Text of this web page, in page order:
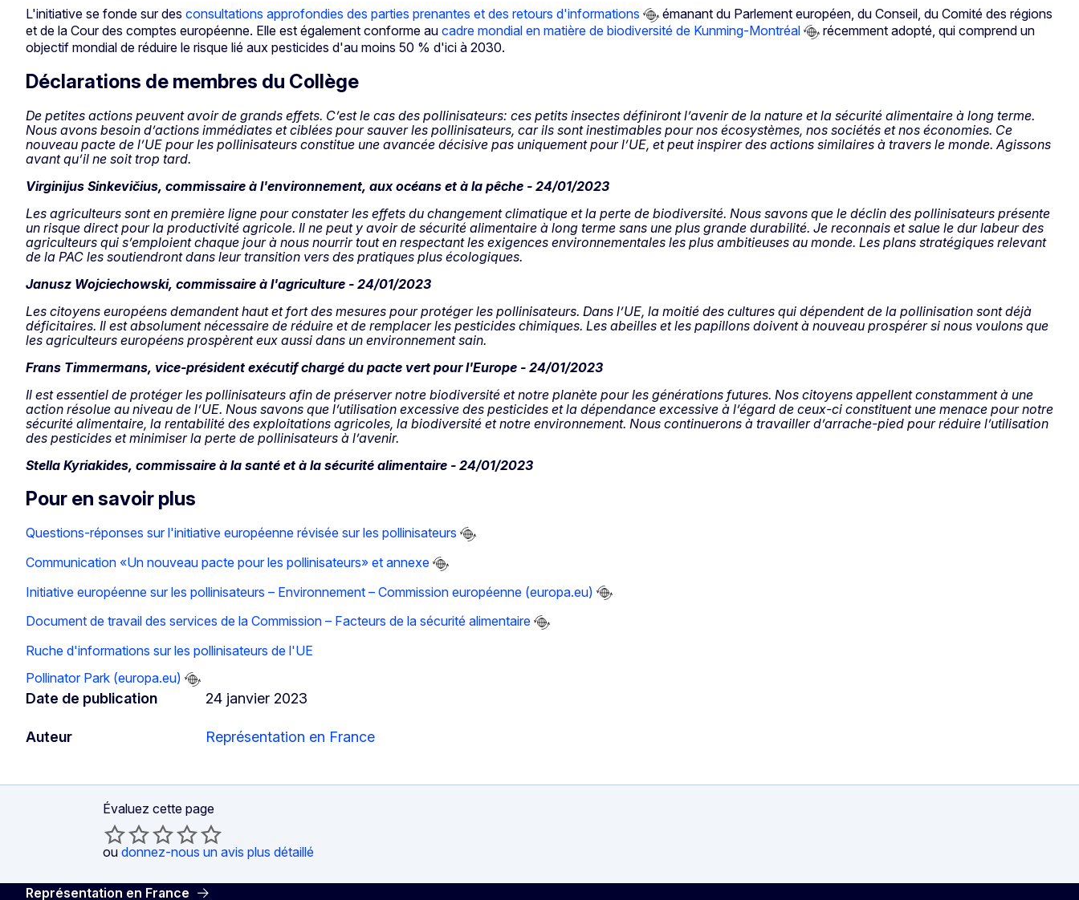
L'initiative se fonde sur des consultations approfondies des parties prenantes et des retours d'informations
émanant du Parlement européen, du Conseil, du Comité des régions
et de la Cour des comptes européenne. Elle est également conforme au cadre mondial en matière de biodiversité de Kunming-Montréal
récemment adopté, qui comprend un
objectif mondial de réduire le risque lié aux pesticides d'au moins 50 % d'ici à 2030.
Déclarations de membres du Collège
De petites actions peuvent avoir de grands effets. C’est le cas des pollinisateurs: ces petits insectes définiront l’avenir de la nature et la sécurité alimentaire à long terme.
Nous avons besoin d’actions immédiates et ciblées pour sauver les pollinisateurs, car ils sont inestimables pour nos écosystèmes, nos sociétés et nos économies. Ce
nouveau pacte de l’UE pour les pollinisateurs constitue une avancée décisive pas uniquement pour l’UE, et peut inspirer des actions similaires à travers le monde. Agissons
avant qu’il ne soit trop tard.
Virginijus Sinkevičius, commissaire à l'environnement, aux océans et à la pêche - 24/01/2023
Les agriculteurs sont en première ligne pour constater les effets du changement climatique et la perte de biodiversité. Nous savons que le déclin des pollinisateurs présente
un risque direct pour la productivité agricole. Il ne peut y avoir de sécurité alimentaire à long terme sans une plus grande durabilité. Je reconnais et salue le dur labeur des
agriculteurs qui s’emploient chaque jour à nous nourrir tout en respectant les exigences environnementales les plus ambitieuses au monde. Les plans stratégiques relevant
de la PAC les soutiendront dans leur transition vers des pratiques plus écologiques.
Janusz Wojciechowski, commissaire à l'agriculture - 24/01/2023
Les citoyens européens demandent haut et fort des mesures pour protéger les pollinisateurs. Dans l’UE, la moitié des cultures qui dépendent de la pollinisation sont déjà
déficitaires. Il est absolument nécessaire de réduire et de remplacer les pesticides chimiques. Les abeilles et les papillons doivent à nouveau prospérer si nous voulons que
les agriculteurs européens prospèrent eux aussi dans un environnement sain.
Frans Timmermans, vice-président exécutif chargé du pacte vert pour l'Europe - 24/01/2023
Il est essentiel de protéger les pollinisateurs afin de préserver notre biodiversité et notre planète pour les générations futures. Nos citoyens appellent constamment à une
action résolue au niveau de l’UE. Nous savons que l’utilisation excessive des pesticides et la dépendance excessive à l’égard de ceux-ci constituent une menace pour notre
sécurité alimentaire, la rentabilité des exploitations agricoles, la biodiversité et notre environnement. Nous continuerons à travailler d’arrache-pied pour réduire l’utilisation
des pesticides et minimiser la perte de pollinisateurs à l’avenir.
Stella Kyriakides, commissaire à la santé et à la sécurité alimentaire - 24/01/2023
Pour en savoir plus
Questions-réponses sur l'initiative européenne révisée sur les pollinisateurs
Communication «Un nouveau pacte pour les pollinisateurs» et annexe
Initiative européenne sur les pollinisateurs – Environnement – Commission européenne (europa.eu)
Document de travail des services de la Commission – Facteurs de la sécurité alimentaire
Ruche d'informations sur les pollinisateurs de l'UE
Pollinator Park (europa.eu)
Date de publication 24 janvier 2023
Auteur Représentation en France
Évaluez cette page
ou donnez-nous un avis plus détaillé
Représentation en France